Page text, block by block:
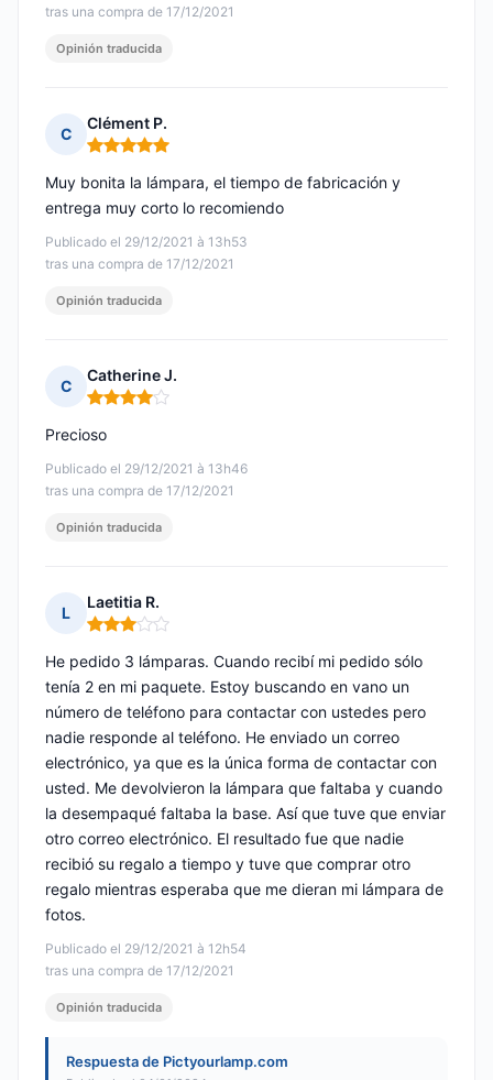
tras una compra de 17/12/2021
Opinión traducida
C
Clément P.
Nota: 5 de 5
Publicado el 29/12/2021 à 13h53
tras una compra de 17/12/2021
Muy bonita la lámpara, el tiempo de fabricación y
entrega muy corto lo recomiendo
Opinión traducida
C
Catherine J.
Nota: 4 de 5
Publicado el 29/12/2021 à 13h46
tras una compra de 17/12/2021
Precioso
Opinión traducida
L
Laetitia R.
Nota: 3 de 5
Publicado el 29/12/2021 à 12h54
tras una compra de 17/12/2021
He pedido 3 lámparas. Cuando recibí mi pedido sólo
tenía 2 en mi paquete. Estoy buscando en vano un
número de teléfono para contactar con ustedes pero
nadie responde al teléfono. He enviado un correo
electrónico, ya que es la única forma de contactar con
usted. Me devolvieron la lámpara que faltaba y cuando
la desempaqué faltaba la base. Así que tuve que enviar
otro correo electrónico. El resultado fue que nadie
recibió su regalo a tiempo y tuve que comprar otro
regalo mientras esperaba que me dieran mi lámpara de
fotos.
Opinión traducida
Respuesta de Pictyourlamp.com